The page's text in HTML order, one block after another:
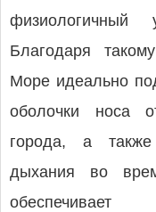
Благодаря
Море идеально
оболочки носа
города, а
дыхания во